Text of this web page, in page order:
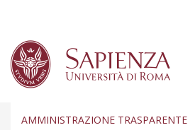
AMMINISTRAZIONE TRASPARENTE